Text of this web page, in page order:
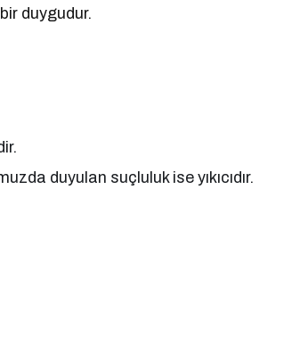
duygudur.
duyulan suçluluk ise yıkıcıdır.